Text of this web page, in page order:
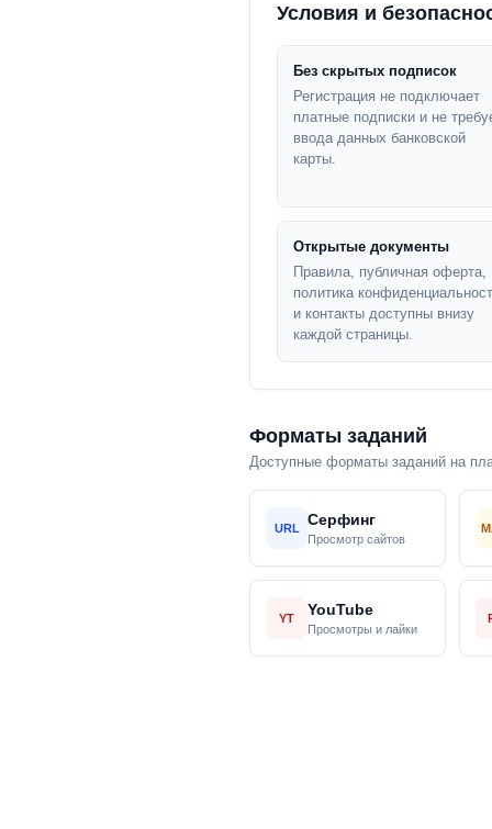
Условия и
Без скрытых подписок
Регистрация не подключает
платные подписки и не
ввода данных банковской
карты.
Открытые документы
Правила, публичная оферта,
политика
и контакты доступны внизу
каждой страницы.
Форматы заданий
Доступные форматы заданий на
URL Серфинг
Просмотр сайтов
YT YouTube
Просмотры и лайки